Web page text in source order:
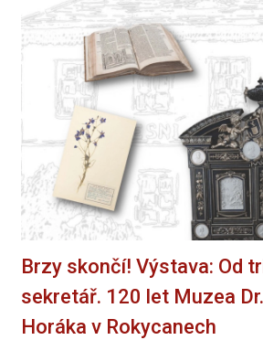
Brzy skončí! Výstava: Od
sekretář. 120 let Muzea
Horáka v Rokycanech